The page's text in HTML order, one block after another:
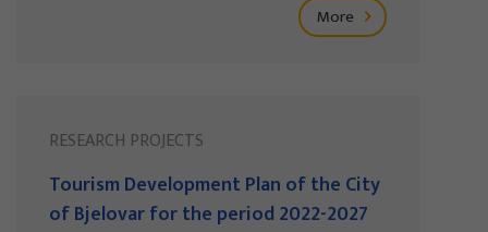
More
RESEARCH PROJECTS
Tourism Development Plan of the City
of Bjelovar for the period 2022-2027